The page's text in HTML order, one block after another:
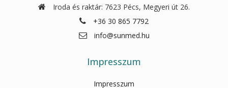
Iroda és raktár: 7623 Pécs, Megyeri út 26.
+36 30 865 7792
info@sunmed.hu
Impresszum
Impresszum